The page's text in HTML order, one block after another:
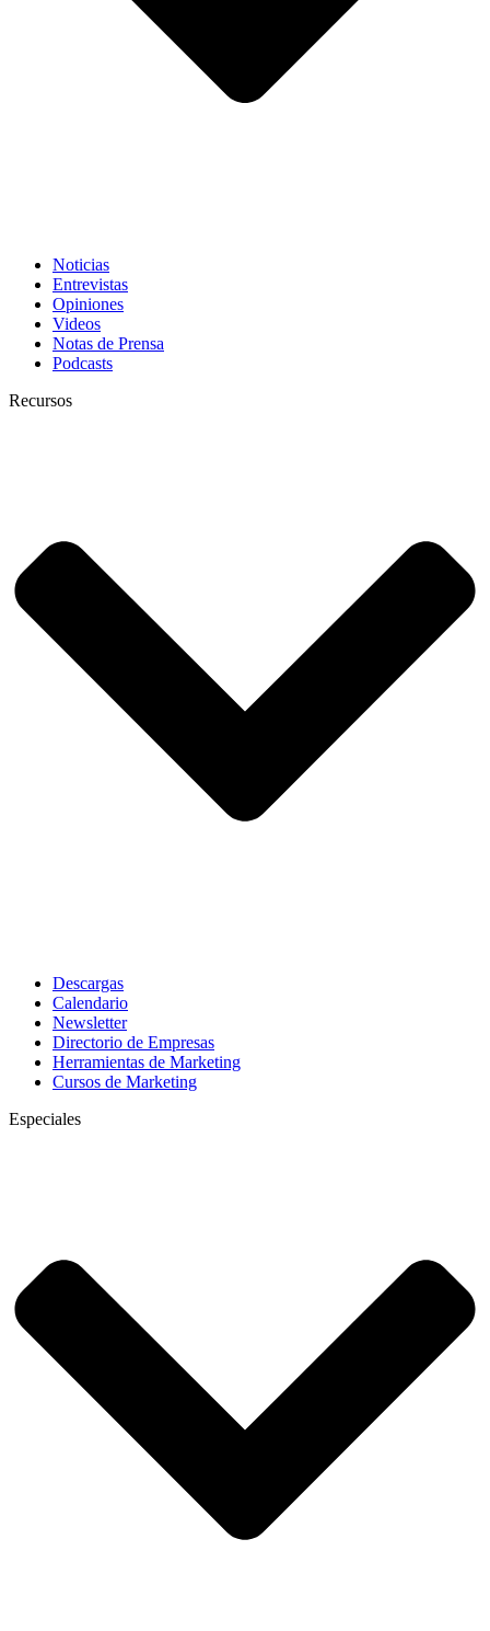
Noticias
Entrevistas
Opiniones
Videos
Notas de Prensa
Podcasts
Recursos
Descargas
Calendario
Newsletter
Directorio de Empresas
Herramientas de Marketing
Cursos de Marketing
Especiales